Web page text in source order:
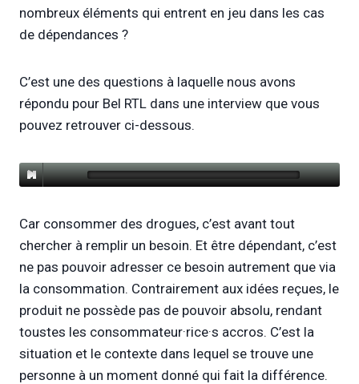
nombreux éléments qui entrent en jeu dans les cas
de dépendances ?
C’est une des questions à laquelle nous avons
répondu pour Bel RTL dans une interview que vous
pouvez retrouver ci-dessous.
Car consommer des drogues, c’est avant tout
chercher à remplir un besoin. Et être dépendant, c’est
ne pas pouvoir adresser ce besoin autrement que via
la consommation. Contrairement aux idées reçues, le
produit ne possède pas de pouvoir absolu, rendant
toustes les consommateur·rice·s accros. C’est la
situation et le contexte dans lequel se trouve une
personne à un moment donné qui fait la différence.